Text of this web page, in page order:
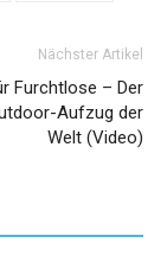
Nächster Artikel
Furchtlose – Der
Aufzug der
Welt (Video)